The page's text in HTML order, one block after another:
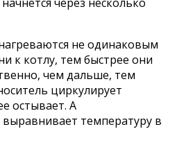
через несколько
не одинаковым
к котлу, тем быстрее они
чем дальше, тем
циркулирует
остывает. А
температуру в